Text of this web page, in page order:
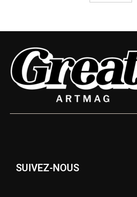
SUIVEZ-NOUS